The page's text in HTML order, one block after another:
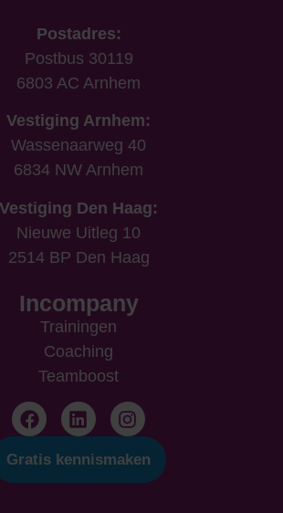
Postadres:
Postbus 30119
6803 AC Arnhem
Vestiging Arnhem:
Wassenaarweg 40
6834 NW Arnhem
Vestiging Den Haag:
Nieuwe Uitleg 10
2514 BP Den Haag
Incompany
Trainingen
Coaching
Teamboost
Gratis kennismaken